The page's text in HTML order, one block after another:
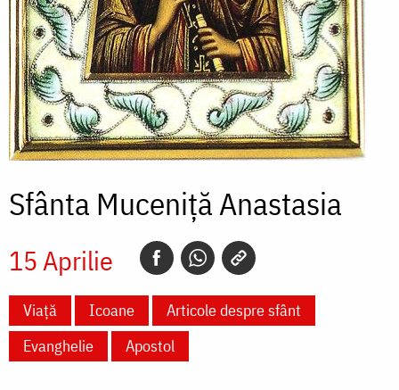
Sfânta Muceniță Anastasia
15 Aprilie
Viață Icoane
Articole despre sfânt
Evanghelie
Apostol